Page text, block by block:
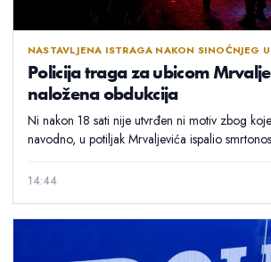
NASTAVLJENA ISTRAGA NAKON SINOĆNJEG
Policija traga za ubicom
naložena obdukcija
Ni nakon 18 sati nije utvrđen ni motiv zbog
navodno, u potiljak Mrvaljevića ispalio
14:44